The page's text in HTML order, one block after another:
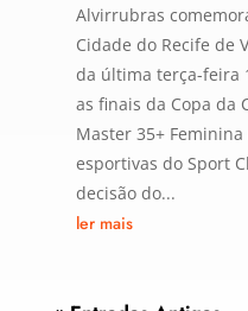
Alvirrubras
Cidade do Recife de
da última terça-feira
as finais da Copa da
Master 35+
esportivas do Sport
decisão do...
ler mais